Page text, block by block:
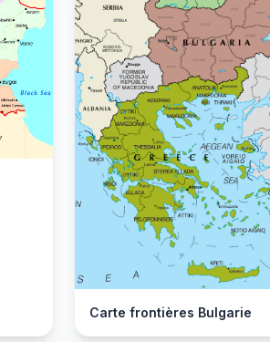
Carte frontières Bulgarie